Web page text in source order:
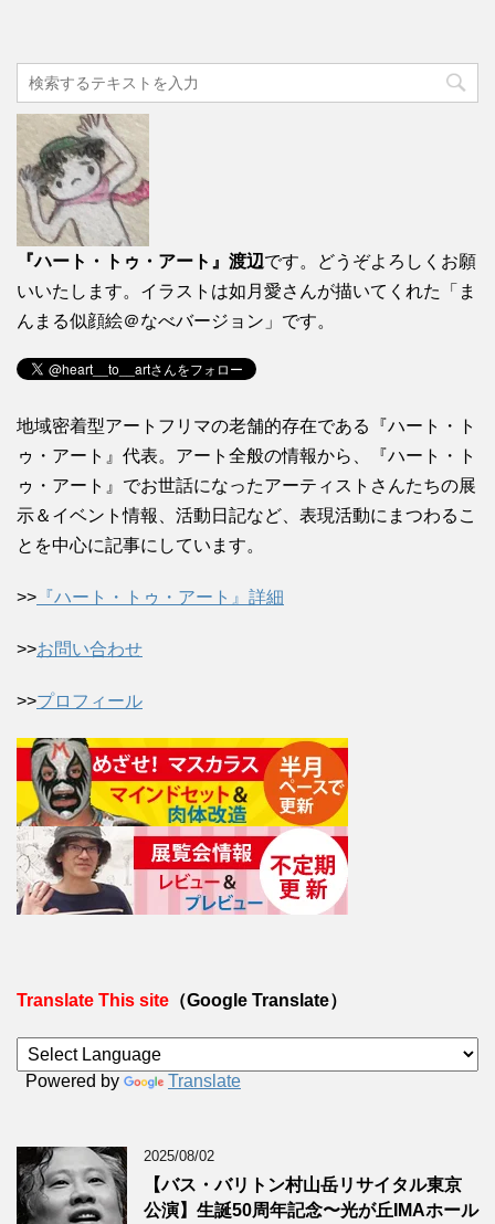
『ハート・トゥ・アート』渡辺です。どうぞよろしくお願
いいたします。イラストは如月愛さんが描いてくれた「ま
んまる似顔絵＠なべバージョン」です。
地域密着型アートフリマの老舗的存在である『ハート・ト
ゥ・アート』代表。アート全般の情報から、『ハート・ト
ゥ・アート』でお世話になったアーティストさんたちの展
示＆イベント情報、活動日記など、表現活動にまつわるこ
とを中心に記事にしています。
>> 『ハート・トゥ・アート』詳細
>>お問い合わせ
>>プロフィール
Translate This site （Google Translate）
Powered by Translate
2025/08/02
【バス・バリトン村山岳リサイタル東京
公演】生誕50周年記念〜光が丘IMAホール